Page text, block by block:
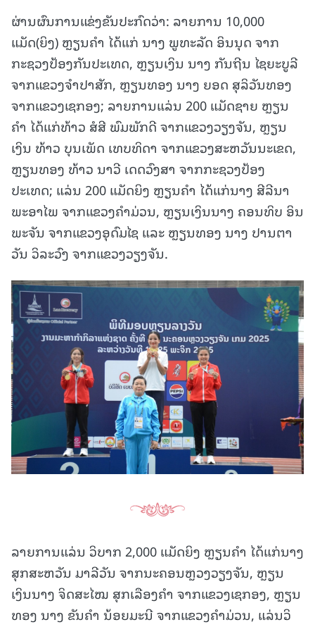
ຜ່ານຜົນການແຂ່ງຂັນປະກົດວ່າ: ລາຍການ 10,000
ແມັດ(ຍິງ) ຫຼຽນຄໍາ ໄດ້ແກ່ ນາງ ພູທະລັດ ອິນນຸດ ຈາກ
ກະຊວງປ້ອງກັນປະເທດ, ຫຼຽນເງິນ ນາງ ກັນຖີນ ໄຊຍະບູລີ
ຈາກແຂວງຈຳປາສັກ, ຫຼຽນທອງ ນາງ ຍອດ ສຸລິວັນທອງ
ຈາກແຂວງເຊກອງ; ລາຍການແລ່ນ 200 ແມັດຊາຍ ຫຼຽນ
ຄຳ ໄດ້ແກ່ທ້າວ ສໍສີ ພົມພັກດີ ຈາກແຂວງວຽງຈັນ, ຫຼຽນ
ເງິນ ທ້າວ ບຸນເພັດ ເທບທິດາ ຈາກແຂວງສະຫວັນນະເຂດ,
ຫຼຽນທອງ ທ້າວ ນາວີ ເດດວົງສາ ຈາກກະຊວງປ້ອງ
ປະເທດ; ແລ່ນ 200 ແມັດຍິງ ຫຼຽນຄຳ ໄດ້ແກ່ນາງ ສີລີນາ
ພະອາໄພ ຈາກແຂວງຄຳມ່ວນ, ຫຼຽນເງິນນາງ ຄອນທິບ ອິນ
ພະຈັນ ຈາກແຂວງອຸດົມໄຊ ແລະ ຫຼຽນທອງ ນາງ ປານຕາ
ວັນ ວິລະວົງ ຈາກແຂວງວຽງຈັນ.
ລາຍການແລ່ນ ວິບາກ 2,000 ແມັດຍິງ ຫຼຽນຄຳ ໄດ້ແກ່ນາງ
ສຸກສະຫວັນ ມາລີວັນ ຈາກນະຄອນຫຼວງວຽງຈັນ, ຫຼຽນ
ເງິນນາງ ຈິດສະໄໝ ສຸກເລືອງຄຳ ຈາກແຂວງເຊກອງ, ຫຼຽນ
ທອງ ນາງ ຂັນຄຳ ນ້ອຍມະນີ ຈາກແຂວງຄຳມ່ວນ, ແລ່ນວິ